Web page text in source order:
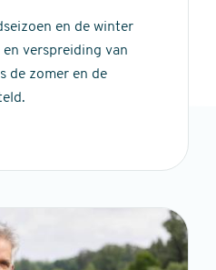
en de winter
en verspreiding van
de zomer en de